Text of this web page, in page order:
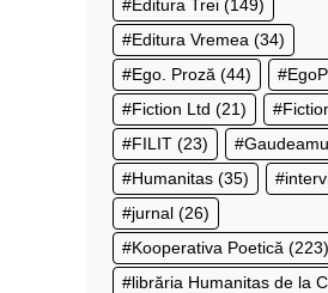
Editura Trei (149)
Editura Vremea (34)
Ego. Proză (44)
Fiction Ltd (21)
FILIT (23)
Humanitas (35)
jurnal (26)
Kooperativa Poetică (223)
librăria Humanitas de la